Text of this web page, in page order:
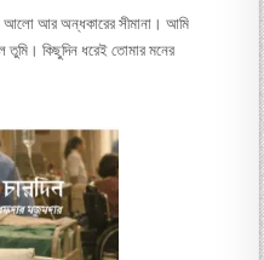
আলো আর অন্ধকারের সীমানা। আমি
তুমি। কিছুদিন ধরেই তোমার মনের